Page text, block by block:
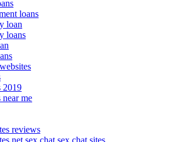
loans
loan
loans
2019
near me
reviews
sex chat sex chat sites